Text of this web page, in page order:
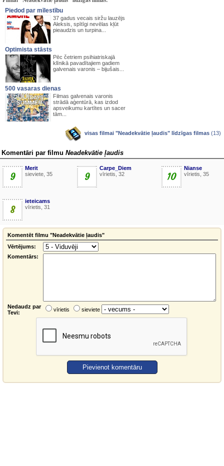
Piedod par mīlestību
37 gadus vecais siržu lauzējs
Aleksis, spītīgi nevēlas kļūt
pieaudzis un turpina...
Optimista stāsts
Pēc četriem psihiatriskajā
klīnikā pavadītajiem gadiem
galvenais varonis – bijušais...
500 vasaras dienas
Filmas galvenais varonis
strādā aģentūrā, kas izdod
apsveikumu kartītes un sacer
tām...
visas filmai "Neadekvātie ļaudis" līdzīgas filmas (13)
Komentāri par filmu Neadekvātie ļaudis
9
Merit
sieviete, 35
9
Carpe_Diem
vīrietis, 32
10
Nianse
vīrietis, 35
8
ieteicams
vīrietis, 31
Komentēt filmu "Neadekvātie ļaudis"
Vērtējums:
Komentārs:
Nedaudz par
Tevi:
vīrietis sieviete